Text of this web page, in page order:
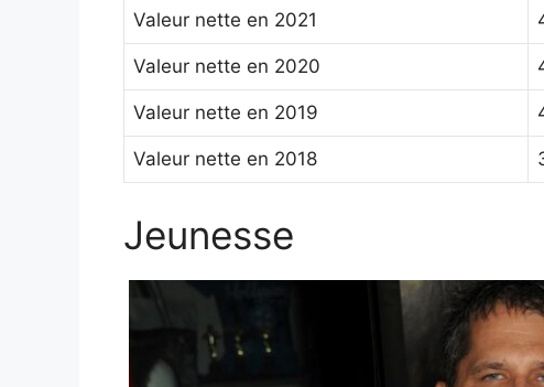
Valeur nette en 2021
Valeur nette en 2020
Valeur nette en 2019
Valeur nette en 2018
Jeunesse